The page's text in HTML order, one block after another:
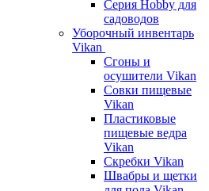
Серия Hobby для
садоводов
Уборочный инвентарь
Vikan
Сгоны и
осушители Vikan
Совки пищевые
Vikan
Пластиковые
пищевые ведра
Vikan
Скребки Vikan
Швабры и щетки